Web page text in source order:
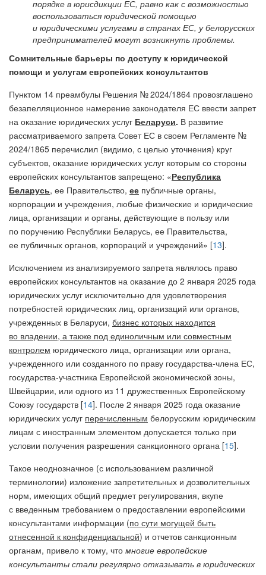
порядке в юрисдикции ЕС, равно как с возможностью
воспользоваться юридической помощью
и юридическими услугами в странах ЕС, у белорусских
предпринимателей могут возникнуть проблемы.
Сомнительные барьеры по доступу к юридической
помощи и услугам европейских консультантов
Пунктом 14 преамбулы Решения № 2024/1864 провозглашено
безапелляционное намерение законодателя ЕС ввести запрет
на оказание юридических услуг Беларуси. В развитие
рассматриваемого запрета Совет ЕС в своем Регламенте №
2024/1865 перечислил (видимо, с целью уточнения) круг
субъектов, оказание юридических услуг которым со стороны
европейских консультантов запрещено: «Республика
Беларусь, ее Правительство, ее публичные органы,
корпорации и учреждения, любые физические и юридические
лица, организации и органы, действующие в пользу или
по поручению Республики Беларусь, ее Правительства,
ее публичных органов, корпораций и учреждений» [13].
Исключением из анализируемого запрета являлось право
европейских консультантов на оказание до 2 января 2025 года
юридических услуг исключительно для удовлетворения
потребностей юридических лиц, организаций или органов,
учрежденных в Беларуси, бизнес которых находится
во владении, а также под единоличным или совместным
контролем юридического лица, организации или органа,
учрежденного или созданного по праву государства-члена ЕС,
государства-участника Европейской экономической зоны,
Швейцарии, или одного из 11 дружественных Европейскому
Союзу государств [14]. После 2 января 2025 года оказание
юридических услуг перечисленным белорусским юридическим
лицам с иностранным элементом допускается только при
условии получения разрешения санкционного органа [15].
Такое неоднозначное (с использованием различной
терминологии) изложение запретительных и дозволительных
норм, имеющих общий предмет регулирования, вкупе
с введенным требованием о предоставлении европейскими
консультантами информации (по сути могущей быть
отнесенной к конфиденциальной) и отчетов санкционным
органам, привело к тому, что многие европейские
консультанты стали регулярно отказывать в юридических